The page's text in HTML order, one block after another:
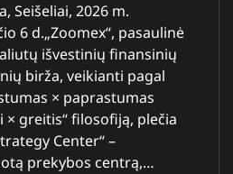
Seišeliai, 2026 m.
6 d.„Zoomex“, pasaulinė
išvestinių finansinių
birža, veikianti pagal
× paprastumas
× greitis“ filosofiją, plečia
Center“ –
prekybos centrą,…